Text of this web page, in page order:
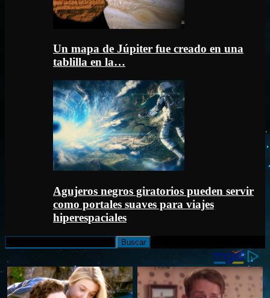
Un mapa de Júpiter fue creado en una
tablilla en la…
Agujeros negros giratorios pueden servir
como portales suaves para viajes
hiperespaciales